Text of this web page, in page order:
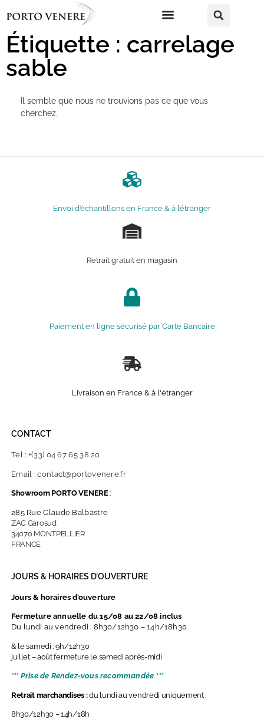
Étiquette : carrelage
sable
Il semble que nous ne trouvions pas ce que vous
cherchez.
Envoi d’échantillons en France & à l’étranger
Retrait gratuit en magasin
Paiement en ligne sécurisé par Carte Bancaire
Livraison en France & à l'étranger
CONTACT
Tel : +(33) 04 67 65 38 20
Email : contact@portovenere.fr
Showroom PORTO VENERE:
285 Rue Claude Balbastre
ZAC Garosud
34070 MONTPELLIER
FRANCE
JOURS & HORAIRES D’OUVERTURE
Jours & horaires d’ouverture
Fermeture annuelle du 15/08 au 22/08 inclus
Du lundi au vendredi : 8h30/12h30 – 14h/18h30
& le samedi : 9h/12h30
juillet – août fermeture le samedi après-midi
*** Prise de Rendez-vous recommandée ***
Retrait marchandises :du lundi au vendredi uniquement :
8h30/12h30 – 14h/18h